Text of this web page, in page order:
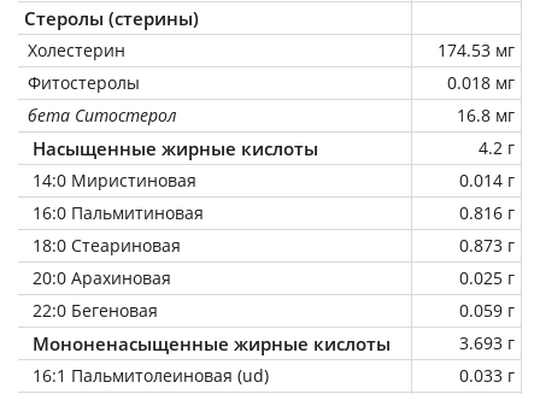
Стеролы (стерины)
Холестерин
174.53 мг
Фитостеролы
0.018 мг
бета Ситостерол
16.8 мг
Насыщенные жирные кислоты
4.2 г
14:0 Миристиновая
0.014 г
16:0 Пальмитиновая
0.816 г
18:0 Стеариновая
0.873 г
20:0 Арахиновая
0.025 г
22:0 Бегеновая
0.059 г
Мононенасыщенные жирные кислоты
3.693 г
16:1 Пальмитолеиновая (ud)
0.033 г